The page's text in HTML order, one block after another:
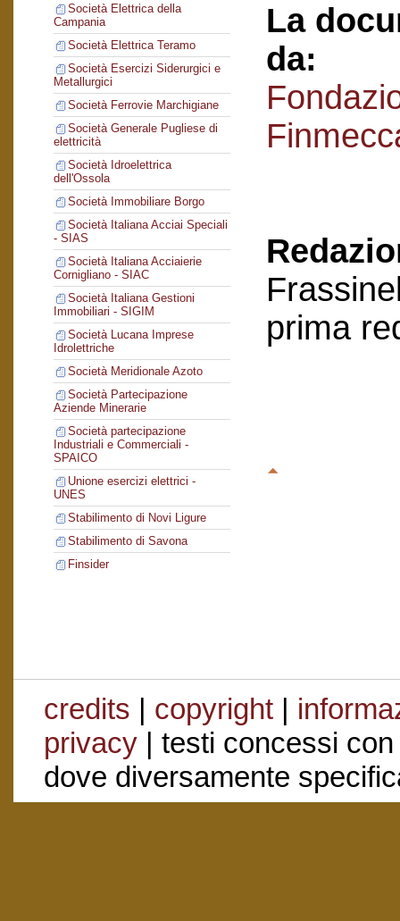
Società Elettrica della
Campania
Società Elettrica Teramo
Società Esercizi Siderurgici e
Metallurgici
Società Ferrovie Marchigiane
Società Generale Pugliese di
elettricità
Società Idroelettrica
dell'Ossola
Società Immobiliare Borgo
Società Italiana Acciai Speciali
- SIAS
Società Italiana Acciaierie
Cornigliano - SIAC
Società Italiana Gestioni
Immobiliari - SIGIM
Società Lucana Imprese
Idrolettriche
Società Meridionale Azoto
Società Partecipazione
Aziende Minerarie
Società partecipazione
Industriali e Commerciali -
SPAICO
Unione esercizi elettrici -
UNES
Stabilimento di Novi Ligure
Stabilimento di Savona
Finsider
La
da:
prima
credits | copyright|
privacy| testi concessi
dove diversamente